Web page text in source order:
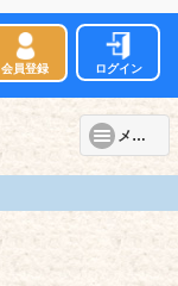
会員登録 ログイン
メニュー